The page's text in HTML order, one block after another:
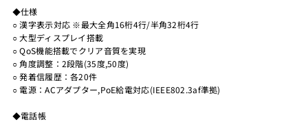
◆仕様
○ 漢字表示対応 ※最大全角16桁4行/半角32桁4行
○ 大型ディスプレイ搭載
○ QoS機能搭載でクリア音質を実現
○ 角度調整：2段階(35度,50度)
○ 発着信履歴：各20件
○ 電源：ACアダプター,PoE給電対応(IEEE802.3af準拠)
◆電話帳